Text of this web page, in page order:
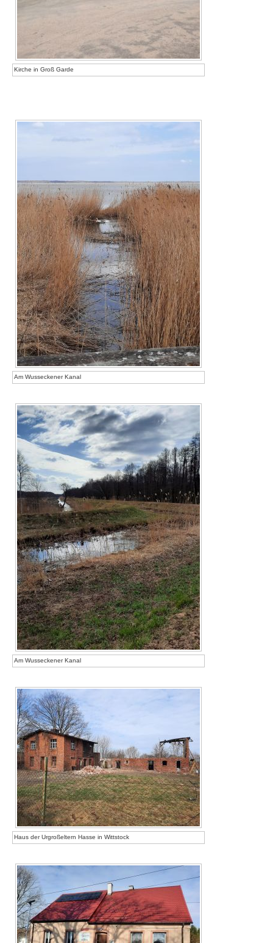
Kirche in Groß Garde
Am Wusseckener Kanal
Am Wusseckener Kanal
Haus der Urgroßeltern Hasse in Wittstock